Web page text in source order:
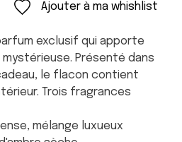
Ajouter à ma whishlist
exclusif qui apporte
Présenté dans
le flacon contient
Trois fragrances
mélange luxueux